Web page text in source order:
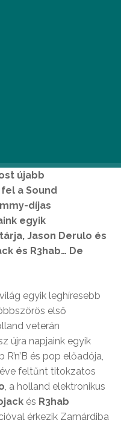
Hardwell vagy
újabb
a Sound
díjas
egyik
Jason Derulo és
és R3hab… De
egyik leghíresebb
első
veterán
újra napjaink egyik
és pop előadója,
éve feltűnt titokzatos
, a holland elektronikus
és R3hab
érkezik Zamárdiba